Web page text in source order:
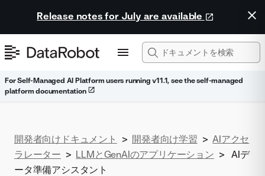
Release notes for July are available
For Self-Managed AI Platform users running v11.1, see the self-managed
platform documentation
開発者向けドキュメント > 開発者向け学習 > AIアクセ
ラレーター > LLMとGenAIのアプリケーション >
AIデ
ータ準備アシスタント